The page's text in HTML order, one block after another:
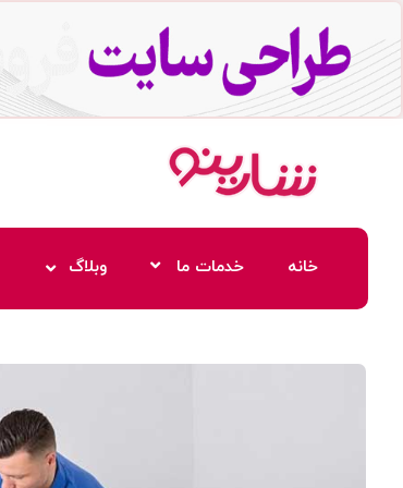
خانه خدمات ما وبلاگ